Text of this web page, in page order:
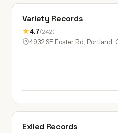
Variety Records
★4.7(242)
4932 SE Foster Rd, Portland,
Exiled Records